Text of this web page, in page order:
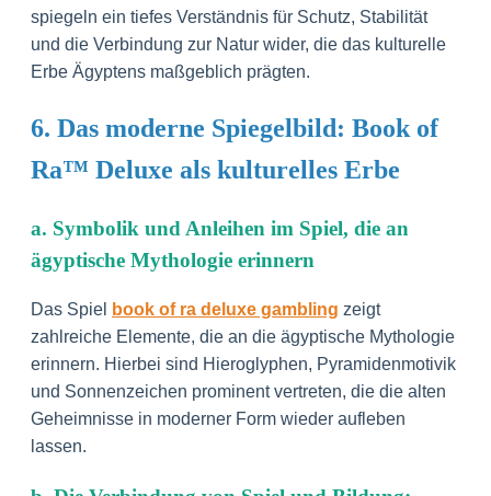
spiegeln ein tiefes Verständnis für Schutz, Stabilität
und die Verbindung zur Natur wider, die das kulturelle
Erbe Ägyptens maßgeblich prägten.
6. Das moderne Spiegelbild: Book of
Ra™ Deluxe als kulturelles Erbe
a. Symbolik und Anleihen im Spiel, die an
ägyptische Mythologie erinnern
Das Spiel book of ra deluxe gambling zeigt
zahlreiche Elemente, die an die ägyptische Mythologie
erinnern. Hierbei sind Hieroglyphen, Pyramidenmotivik
und Sonnenzeichen prominent vertreten, die die alten
Geheimnisse in moderner Form wieder aufleben
lassen.